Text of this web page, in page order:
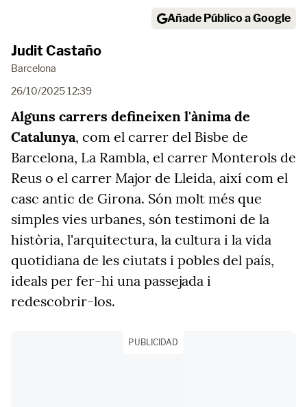
Añade Público a Google
Judit Castaño
Barcelona
26/10/2025 12:39
Alguns carrers defineixen l'ànima de
Catalunya, com el carrer del Bisbe de
Barcelona, La Rambla, el carrer Monterols de
Reus o el carrer Major de Lleida, així com el
casc antic de Girona. Són molt més que
simples vies urbanes, són testimoni de la
història, l'arquitectura, la cultura i la vida
quotidiana de les ciutats i pobles del país,
ideals per fer-hi una passejada i
redescobrir-los.
PUBLICIDAD